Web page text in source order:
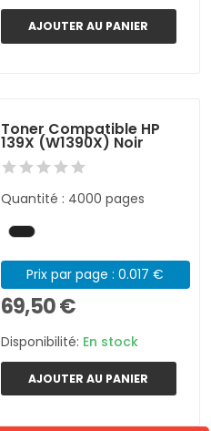
AJOUTER AU PANIER
Toner Compatible HP
139X (W1390X) Noir
Quantité : 4000 pages
Prix par page : 0.017 €
69,50 €
Disponibilité: En stock
AJOUTER AU PANIER